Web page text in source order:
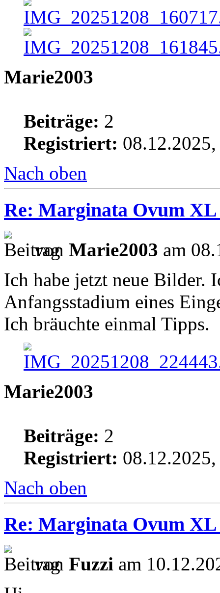
Marie2003
Beiträge: 2
Registriert:
Nach oben
Re: Marginata Ovum
von Marie2003 am
Ich habe jetzt neue Bilder.
Anfangsstadium eines
Ich bräuchte einmal Tipps.
Marie2003
Beiträge: 2
Registriert:
Nach oben
Re: Marginata Ovum
von Fuzzi am